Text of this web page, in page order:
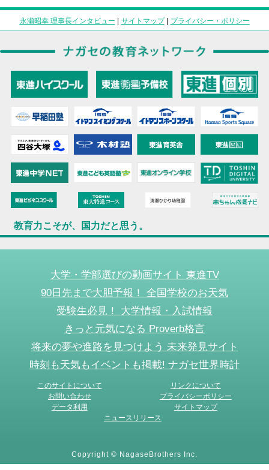
永瀬昭幸 理事長インタビュー | サイトマップ| プライバシー・ポリシー
教育力こそが、国力だと思う。
大学・学部選びの動画サイト 東進TV
90日先まで大胆予報！ 全国学校のお天気
受験生必見！ 大学情報・入試情報
きっと元気になる Proverb格言
将来の夢や進路を見つけよう 未来発見サイト
時刻も天気もイベントも掲載! ナガセ世界時計
このサイトについて
リンクについて
お問い合わせ
プライバシーポリシー
データ利用
サイトマップ
ニュースリリース
Copyright © NagaseBrothers Inc.